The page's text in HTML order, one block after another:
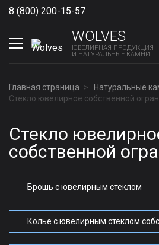
8 (800) 200-15-57
WOLVES
ЮВЕЛИРНАЯ ПРОДУКЦИЯ
И НАТУРАЛЬНЫЕ КАМНИ
Главная страница
Натуральные
Стекло ювелирное собственной
Стекло
собственной
Брошь с ювелирным стеклом
Колье с ювелирным стеклом